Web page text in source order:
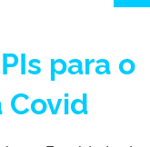
para o